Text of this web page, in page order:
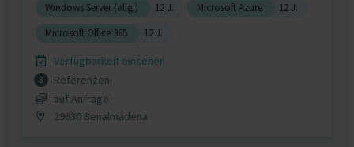
Windows Server (allg.) 12 J. Microsoft Azure
12 J.
Microsoft Office 365
12 J.
Verfügbarkeit einsehen
3
Referenzen
auf Anfrage
29630 Benalmádena